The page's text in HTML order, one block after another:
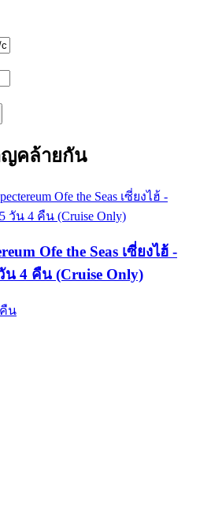
ญคล้ายกัน
Ofe the Seas เซี่ยงไฮ้ -
น 4 คืน (Cruise Only)
น